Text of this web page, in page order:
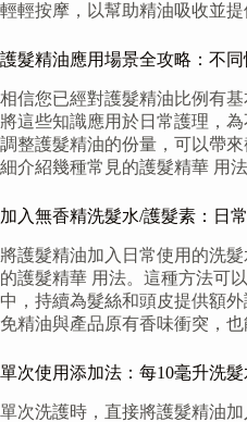
輕輕按摩，以幫助精油吸收並提
護髮精油應用場景全攻略：不
相信您已經對護髮精油比例有
將這些知識應用於日常護理，
調整護髮精油的份量，可以帶
細介紹幾種常見的護髮精華 用法
加入無香精洗髮水/護髮素：日
將護髮精油加入日常使用的洗
的護髮精華 用法。這種方法可
中，持續為髮絲和頭皮提供額
免精油與產品原有香味衝突，
單次使用添加法：每10毫升洗
單次洗護時，直接將護髮精油